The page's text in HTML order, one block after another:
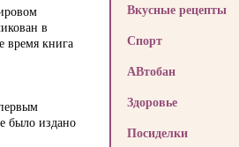
в
время книга
было издано
Вкусные рецепты
Спорт
АВтобан
Здоровье
Посиделки